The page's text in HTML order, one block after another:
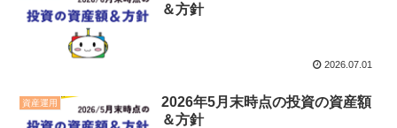
＆方針
2026.07.01
資産運用
2026年5月末時点の投資の資産額
＆方針